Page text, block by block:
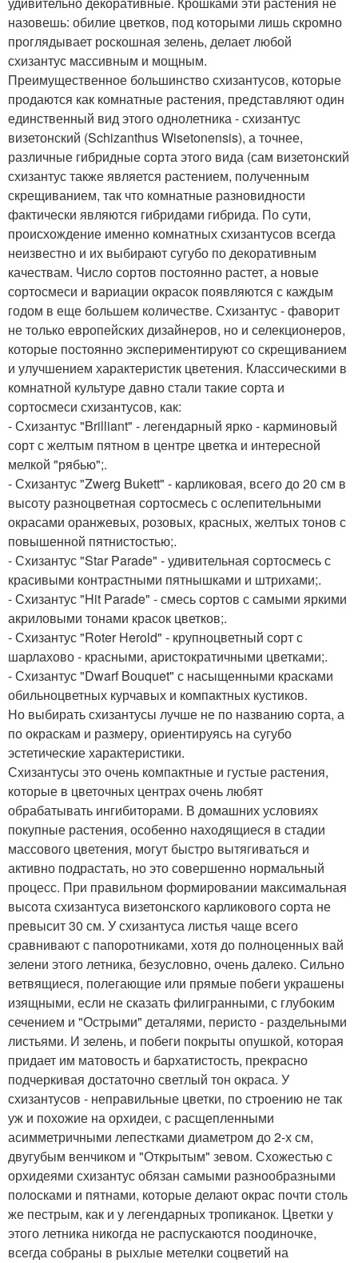
назовешь: обилие цветков, под которыми лишь скромно
проглядывает роскошная зелень, делает любой
схизантус массивным и мощным.
Преимущественное большинство схизантусов, которые
продаются как комнатные растения, представляют один
единственный вид этого однолетника - схизантус
визетонский (Schizanthus Wisetonensis), а точнее,
различные гибридные сорта этого вида (сам визетонский
схизантус также является растением, полученным
скрещиванием, так что комнатные разновидности
фактически являются гибридами гибрида. По сути,
происхождение именно комнатных схизантусов всегда
неизвестно и их выбирают сугубо по декоративным
качествам. Число сортов постоянно растет, а новые
сортосмеси и вариации окрасок появляются с каждым
годом в еще большем количестве. Схизантус - фаворит
не только европейских дизайнеров, но и селекционеров,
которые постоянно экспериментируют со скрещиванием
и улучшением характеристик цветения. Классическими в
комнатной культуре давно стали такие сорта и
сортосмеси схизантусов, как:
- Схизантус "Brilliant" - легендарный ярко - карминовый
сорт с желтым пятном в центре цветка и интересной
мелкой "рябью";.
- Схизантус "Zwerg Bukett" - карликовая, всего до 20 см в
высоту разноцветная сортосмесь с ослепительными
окрасами оранжевых, розовых, красных, желтых тонов с
повышенной пятнистостью;.
- Схизантус "Star Parade" - удивительная сортосмесь с
красивыми контрастными пятнышками и штрихами;.
- Схизантус "Hit Parade" - смесь сортов с самыми яркими
акриловыми тонами красок цветков;.
- Схизантус "Roter Herold" - крупноцветный сорт с
шарлахово - красными, аристократичными цветками;.
- Схизантус "Dwarf Bouquet" с насыщенными красками
обильноцветных курчавых и компактных кустиков.
Но выбирать схизантусы лучше не по названию сорта, а
по окраскам и размеру, ориентируясь на сугубо
эстетические характеристики.
Схизантусы это очень компактные и густые растения,
которые в цветочных центрах очень любят
обрабатывать ингибиторами. В домашних условиях
покупные растения, особенно находящиеся в стадии
массового цветения, могут быстро вытягиваться и
активно подрастать, но это совершенно нормальный
процесс. При правильном формировании максимальная
высота схизантуса визетонского карликового сорта не
превысит 30 см. У схизантуса листья чаще всего
сравнивают с папоротниками, хотя до полноценных вай
зелени этого летника, безусловно, очень далеко. Сильно
ветвящиеся, полегающие или прямые побеги украшены
изящными, если не сказать филигранными, с глубоким
сечением и "Острыми" деталями, перисто - раздельными
листьями. И зелень, и побеги покрыты опушкой, которая
придает им матовость и бархатистость, прекрасно
подчеркивая достаточно светлый тон окраса. У
схизантусов - неправильные цветки, по строению не так
уж и похожие на орхидеи, с расщепленными
асимметричными лепестками диаметром до 2-х см,
двугубым венчиком и "Открытым" зевом. Схожестью с
орхидеями схизантус обязан самыми разнообразными
полосками и пятнами, которые делают окрас почти столь
же пестрым, как и у легендарных тропиканок. Цветки у
этого летника никогда не распускаются поодиночке,
всегда собраны в рыхлые метелки соцветий на